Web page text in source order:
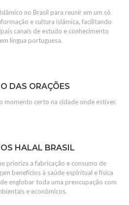
no Brasil para reunir em um só
e cultura islâmica, facilitando
canais de estudo e conhecimento
língua portuguesa.
DAS ORAÇÕES
momento certo na cidade onde estiver.
HALAL BRASIL
prioriza a fabricação e consumo de
benefícios à saúde espiritual e física
englobar toda uma preocupação com
e econômicos.